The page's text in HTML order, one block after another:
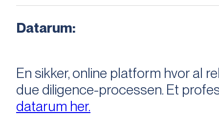
Datarum:
En sikker, online platform hvor al
due diligence-processen. Et
datarum her.